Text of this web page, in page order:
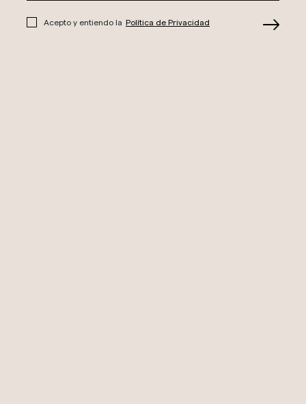
Acepto y entiendo la Política de Privacidad